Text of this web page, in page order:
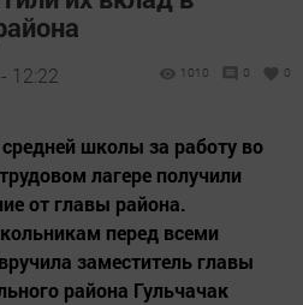
12:22 1010 0 0
школы за работу во
лагере получили
от главы района.
перед всеми
заместитель главы
района Гульчачак